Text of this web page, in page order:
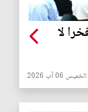
لا
الخميس 06 آب 2026